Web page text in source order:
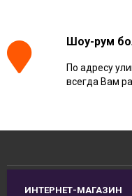
Шоу-рум
По адресу
всегда Вам
ИНТЕРНЕТ-МАГАЗИН